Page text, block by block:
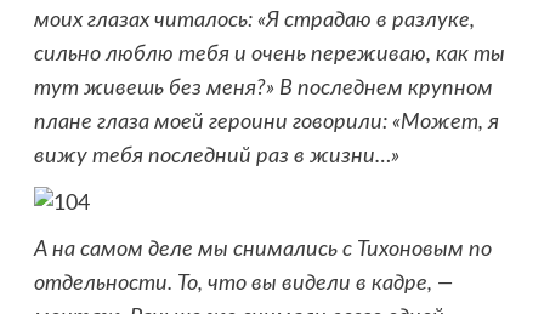
моих глазах читалось: «Я страдаю в разлуке,
сильно люблю тебя и очень переживаю, как ты
тут живешь без меня?» В последнем крупном
плане глаза моей героини говорили: «Может, я
вижу тебя последний раз в жизни…»
А на самом деле мы снимались с Тихоновым по
отдельности. То, что вы видели в кадре, —